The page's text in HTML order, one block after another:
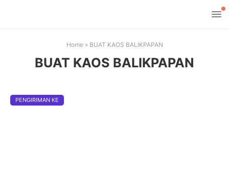
Home» BUAT KAOS BALIKPAPAN
BUAT KAOS BALIKPAPAN
PENGIRIMAN KE